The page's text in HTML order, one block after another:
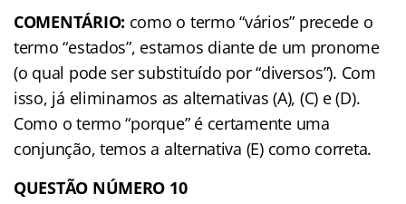
COMENTÁRIO: como o termo “vários” precede o
termo “estados”, estamos diante de um pronome
(o qual pode ser substituído por “diversos”). Com
isso, já eliminamos as alternativas (A), (C) e (D).
Como o termo “porque” é certamente uma
conjunção, temos a alternativa (E) como correta.
QUESTÃO NÚMERO 10